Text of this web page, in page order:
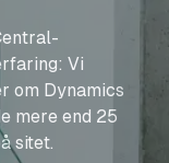
Vi
om Dynamics
mere end 25
sitet.